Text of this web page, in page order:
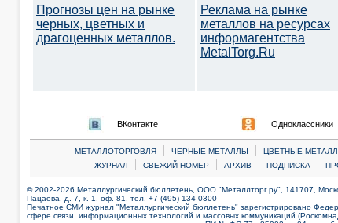
Прогнозы цен на рынке
черных, цветных и
драгоценных металлов.
Реклама на рынке
металлов на ресурсах
информагентства
MetalTorg.Ru
ВКонтакте Одноклассники
МЕТАЛЛОТОРГОВЛЯ | ЧЕРНЫЕ МЕТАЛЛЫ | ЦВЕТНЫЕ
ЖУРНАЛ
| СВЕЖИЙ НОМЕР | АРХИВ | ПОДПИСКА |
© 2002-2026 Металлургический бюллетень, ООО "Металлторг.ру", 141707,
Пацаева, д. 7, к. 1, оф. 81, тел. +7 (495) 134-0300
Печатное СМИ журнал "Металлургический бюллетень" зарегистрировано
сфере связи, информационных технологий и массовых коммуникаций